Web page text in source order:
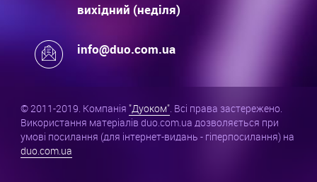
вихідний (неділя)
info@duo.com.ua
© 2011-2019. Компанія "Дуоком". Всі права застережено.
Використання матеріалів duo.com.ua дозволяється при
умові посилання (для інтернет-видань - гіперпосилання) на
duo.com.ua